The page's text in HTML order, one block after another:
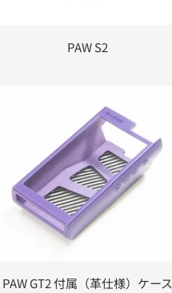
PAW S2
PAW GT2 付属（革仕様）ケース